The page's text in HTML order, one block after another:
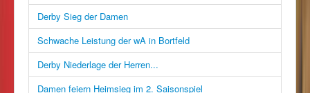
Derby Sieg der Damen
Schwache Leistung der wA in Bortfeld
Derby Niederlage der Herren...
Damen feiern Heimsieg im 2. Saisonspiel